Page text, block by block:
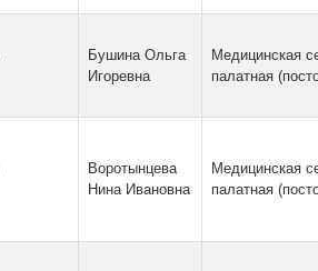
Бушина Ольга
Игоревна
Медицинская
палатная
Воротынцева
Нина Ивановна
Медицинская
палатная